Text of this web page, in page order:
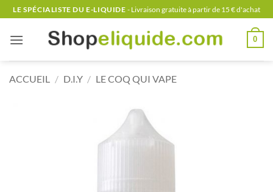
Passer
au
contenu
LE SPÉCIALISTE DU E-LIQUIDE - Livraison gratuite à partir de 15 € d'achat
0
ACCUEIL / D.I.Y / LE COQ QUI VAPE